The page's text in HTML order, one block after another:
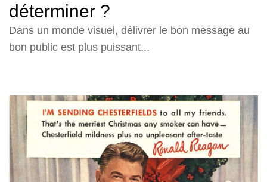
déterminer ?
Dans un monde visuel, délivrer le bon message au
bon public est plus puissant...